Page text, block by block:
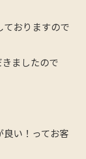
ておりますので
ましたので
い！ってお客